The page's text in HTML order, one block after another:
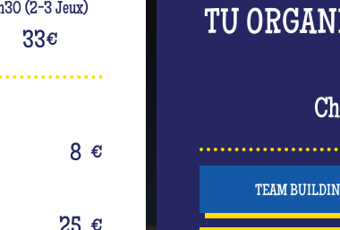
(2-3 Jeux)
33€
8 €
TU
TEAM